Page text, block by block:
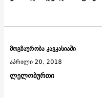
ლელობურთი
მოგზაურობა კავკასიაში
აპრილი 20, 2018